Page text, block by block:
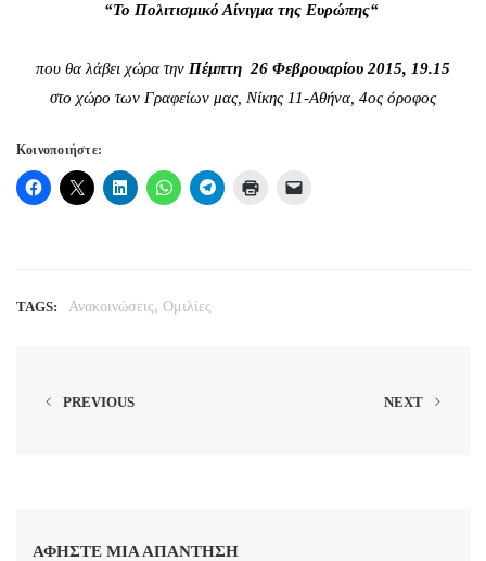
“Το Πολιτισμικό Αίνιγμα της Ευρώπης“
που θα λάβει χώρα την Πέμπτη 26 Φεβρουαρίου 2015, 19.15
στο χώρο των Γραφείων μας, Νίκης 11-Αθήνα, 4ος όροφος
Κοινοποιήστε:
TAGS: Ανακοινώσεις, Ομιλίες
PREVIOUS NEXT
ΑΦΉΣΤΕ ΜΙΑ ΑΠΆΝΤΗΣΗ